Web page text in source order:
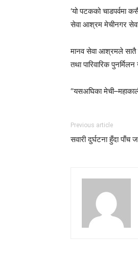
‘यो पटकको चाडपर्वमा
सेवा आश्रम मेचीनगर
मानव सेवा आश्रमले सातै
तथा पारिवारिक
“यसअघिका
Previous article
सवारी दुर्घटना हुँदा पाँच